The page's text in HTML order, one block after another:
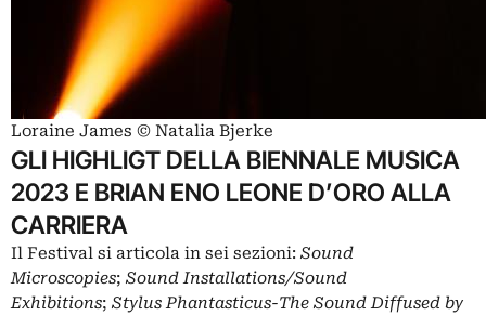
Loraine James © Natalia Bjerke
GLI HIGHLIGT DELLA BIENNALE MUSICA
2023 E BRIAN ENO LEONE D’ORO ALLA
CARRIERA
Il Festival si articola in sei sezioni: Sound
Microscopies; Sound Installations/Sound
Exhibitions; Stylus Phantasticus-The Sound Diffused by